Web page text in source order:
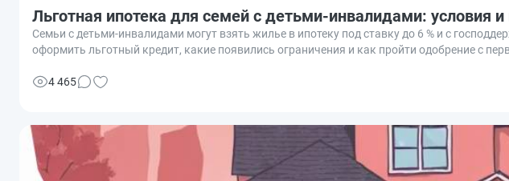
Льготная ипотека для семей с детьми-инвалидами: условия
Семьи с детьми-инвалидами могут взять жилье в ипотеку под ставку до 6 % и с
оформить льготный кредит, какие появились ограничения и как пройти одобрение с
4 465